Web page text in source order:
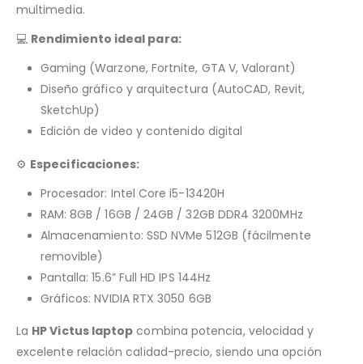
multimedia.
💻 Rendimiento ideal para:
Gaming (Warzone, Fortnite, GTA V, Valorant)
Diseño gráfico y arquitectura (AutoCAD, Revit,
SketchUp)
Edición de video y contenido digital
⚙️ Especificaciones:
Procesador: Intel Core i5-13420H
RAM: 8GB / 16GB / 24GB / 32GB DDR4 3200MHz
Almacenamiento: SSD NVMe 512GB (fácilmente
removible)
Pantalla: 15.6” Full HD IPS 144Hz
Gráficos: NVIDIA RTX 3050 6GB
La HP Victus laptop combina potencia, velocidad y
excelente relación calidad-precio, siendo una opción